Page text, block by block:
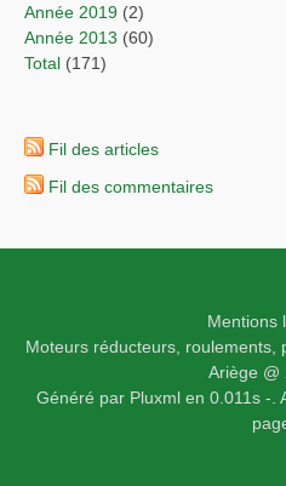
année 2019 (2)
année 2013 (60)
total (171)
Fil des articles
Fil des commentaires
Mentions
Moteurs réducteurs, roulements,
Ariège @
Généré par Pluxmlen 0.011s -.